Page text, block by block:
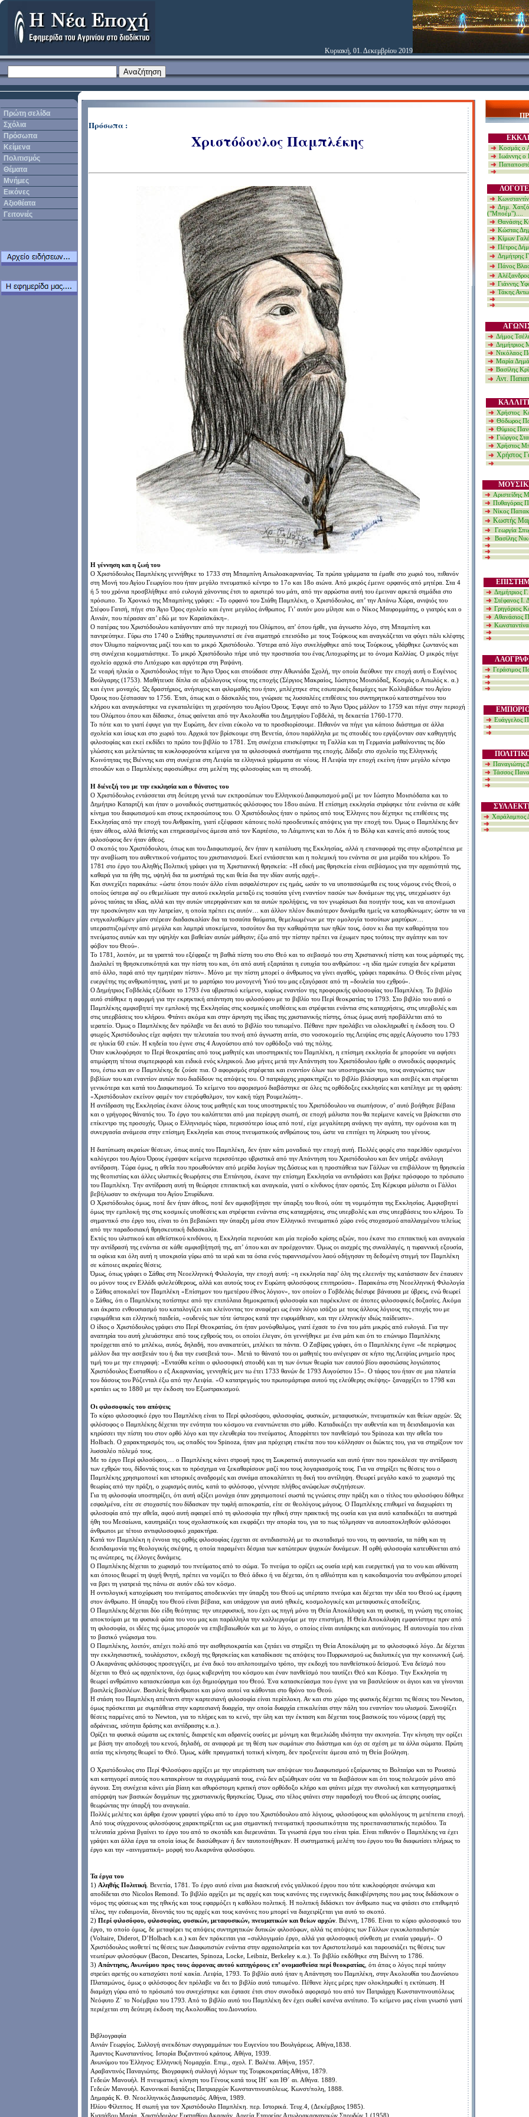
Κυριακή, 01. Δεκεμβρίου 2019
Πρώτη σελίδα
Σχόλια
Πρόσωπα
Κείμενα
Πολιτισμός
Θέματα
Μνήμες
Εικόνες
Αξιοθέατα
Γειτονιές
Πρόσωπα :
Χριστόδουλος Παμπλέκης
Η γέννηση και η ζωή του
Ο Χριστόδουλος Παμπλέκης γεννήθηκε το 1733 στη Μπαμπίνη Αιτωλοακαρνανίας. Τα πρώτα γράμματα τα έμαθε στο χωριό του, πιθανόν
στη Μονή του Αγίου Γεωργίου που ήταν μεγάλο πνευματικό κέντρο το 17ο και 18ο αιώνα. Από μικρός έμεινε ορφανός από μητέρα. Στα 4
ή 5 του χρόνια προσβλήθηκε από ευλογιά χάνοντας έτσι το αριστερό του μάτι, από την αρρώστια αυτή του έμειναν αρκετά σημάδια στο
πρόσωπο. Το Χρονικό της Μπαμπίνης γράφει: «Το ορφανό του Στάθη Παμπλέκη, ο Χριστόδουλος, απ’ την Απάνω Χώρα, ανιψιός του
Στέφου Γατσή, πήγε στο Άγιο Όρος σχολείο και έγινε μεγάλος άνθρωπος. Γι’ αυτόν μου μίλησε και ο Νίκος Μαυρομμάτης, ο γιατρός και ο
Αινιάν, που πέρασαν απ’ εδώ με τον Καραϊσκάκη».
Ο πατέρας του Χριστόδουλου κατάγονταν από την περιοχή του Ολύμπου, απ' όπου ήρθε, για άγνωστο λόγο, στη Μπαμπίνη και
παντρεύτηκε. Γύρω στο 1740 ο Στάθης πρωταγωνιστεί σε ένα αιματηρό επεισόδιο με τους Τούρκους και αναγκάζεται να φύγει πάλι κλέφτης
στον Όλυμπο παίρνοντας μαζί του και το μικρό Χριστόδουλο. Ύστερα από λίγο συνελήφθηκε από τους Τούρκους, γδάρθηκε ζωντανός και
στη συνέχεια κομματιάστηκε. Το μικρό Χριστόδουλο πήρε υπό την προστασία του ένας Λιτοχωρίτης με το όνομα Καλλίας. Ο μικρός πήγε
σχολείο αρχικά στο Λιτόχωρο και αργότερα στη Ραψάνη.
Σε νεαρή ηλικία ο Χριστόδουλος πήγε το Άγιο Όρος και σπούδασε στην Αθωνιάδα Σχολή, την οποία διεύθυνε την εποχή αυτή ο Ευγένιος
Βούλγαρης (1753). Μαθήτευσε δίπλα σε αξιόλογους νέους της εποχής (Σέργιος Μακραίος, Ιώσηπος Μοισιόδαξ, Κοσμάς ο Αιτωλός κ. α.)
και έγινε μοναχός. Ως δραστήριος, ανήσυχος και φιλομαθής που ήταν, μπλέχτηκε στις εσωτερικές διαμάχες των Κολλυβάδων του Αγίου
Όρους που ξέσπασαν το 1756. Έτσι, όπως και ο δάσκαλός του, γνώρισε τις λυσσαλέες επιθέσεις του συντηρητικού κατεστημένου του
κλήρου και αναγκάστηκε να εγκαταλείψει τη χερσόνησο του Αγίου Όρους. Έφυγε από το Άγιο Όρος μάλλον το 1759 και πήγε στην περιοχή
του Ολύμπου όπου και δίδασκε, όπως φαίνεται από την Ακολουθία του Δημητρίου Γοβδελά, τη δεκαετία 1760-1770.
Το πότε και το γιατί έφυγε για την Ευρώπη, δεν είναι εύκολο να το προσδιορίσουμε. Πιθανόν να πήγε για κάποιο διάστημα σε άλλα
σχολεία και ίσως και στο χωριό του. Αρχικά τον βρίσκουμε στη Βενετία, όπου παράλληλα με τις σπουδές του εργάζονταν σαν καθηγητής
φιλοσοφίας και εκεί εκδίδει το πρώτο του βιβλίο το 1781. Στη συνέχεια επισκέφτηκε τη Γαλλία και τη Γερμανία μαθαίνοντας τις δύο
γλώσσες και μελετώντας τα κυκλοφορούντα κείμενα για τα φιλοσοφικά συστήματα της εποχής. Δίδαξε στο σχολείο της Ελληνικής
Κοινότητας της Βιέννης και στη συνέχεια στη Λειψία τα ελληνικά γράμματα σε νέους. Η Λειψία την εποχή εκείνη ήταν μεγάλο κέντρο
σπουδών και ο Παμπλέκης αφοσιώθηκε στη μελέτη της φιλοσοφίας και τη σπουδή.
Η διένεξή του με την εκκλησία και ο θάνατος του
Ο Χριστόδουλος εντάσσεται στη δεύτερη γενιά των εκπροσώπων του Ελληνικού Διαφωτισμού μαζί με τον Ιώσηπο Μοισιόδαπα και το
Δημήτριο Καταρτζή και ήταν ο μοναδικός συστηματικός φιλόσοφος του 18ου αιώνα. Η επίσημη εκκλησία στράφηκε τότε ενάντια σε κάθε
κίνημα του διαφωτισμού και στους εκπροσώπους του. Ο Χριστόδουλος ήταν ο πρώτος από τους Έλληνες που δέχτηκε τις επιθέσεις της
Εκκλησίας από την εποχή του Ανθρακίτη, γιατί εξέφρασε κάποιες πολύ προοδευτικές απόψεις για την εποχή του. Όμως ο Παμπλέκης δεν
ήταν άθεος, αλλά θεϊστής και επηρεασμένος άμεσα από τον Καρτέσιο, το Λάιμπιντς και το Λόκ ή το Βόλφ και κανείς από αυτούς τους
φιλοσόφους δεν ήταν άθεος.
Ο σκοπός του Χριστόδουλου, όπως και του Διαφωτισμού, δεν ήταν η κατάλυση της Εκκλησίας, αλλά η επαναφορά της στην αξιοπρέπεια με
την αναβίωση του αυθεντικού νοήματος του χριστιανισμού. Εκεί εντάσσεται και η πολεμική του ενάντια σε μια μερίδα του κλήρου. Το
1781 στο έργο του Αληθής Πολιτική γράφει για τη Χριστιανική θρησκεία: «Η εδική μας θρησκεία είναι σεβάσμιος για την αρχαιότητά της,
καθαρά για τα ήθη της, υψηλή δια τα μυστήριά της και θεία δια την ιδίαν αυτής αρχή».
Και συνεχίζει παρακάτω: «ώστε όπου ποιόν άλλο είναι ασφαλέστερον εις ημάς, ωσάν το να υποτασσώμεθα εις τους νόμους ενός Θεού, ο
οποίος ύστερα αφ' ου εθεμελίωσε την αυτού εκκλησία μεταξύ εις τοσαύτα γένη εναντίον πασών των δυνάμεων της γης, υπεχρέωσεν όχι
μόνος ταύτας τα ιδίας, αλλά και την αυτών υπερηφάνειαν και τα αυτών προλήψεις, να τον γνωρίσωσι δια ποιητήν τους, και να απονέμωσι
την προσκύνησιν και την λατρείαν, η οποία πρέπει εις αυτόν… και άλλον πλέον δικαιότερον δυνάμεθα ημείς να κατορθώνωμεν; ώστιν τα να
ενηγκαλισθώμεν μίαν στέρεαν διαδασκαλίαν δια τα τοσαύτα θαύματα, θεμελιωμένων με την ομολογία τοσούτων μαρτύρων…
υπερασπιζομένην από μεγάλα και λαμπρά υποκείμενα, τοσούτον δια την καθαρότητα των ηθών τους, όσον κι δια την καθαρότητα του
πνεύματος αυτών και την υψηλήν και βαθείαν αυτών μάθησιν; έξω από την πίστην πρέπει να έχωμεν προς τούτοις την αγάπην και τον
φόβον του Θεού».
Το 1781, λοιπόν, με τα γραπτά του εξέφραζε τη βαθιά πίστη του στο Θεό και το σεβασμό του στη Χριστιανική πίστη και τους μάρτυρές της.
Διαλαλεί τη θρησκευτικότητά και την πίστη του και, ότι από αυτή εξαρτάται η ευτυχία του ανθρώπου: «η ιδία ημών ευτυχία δεν κρέμαται
από άλλο, παρά από την ημητέραν πίστιν». Μόνο με την πίστη μπορεί ο άνθρωπος να γίνει αγαθός, γράφει παρακάτω. Ο Θεός είναι μέγας
ευεργέτης της ανθρωπότητας, γιατί με το μαρτύριο του μονογενή Υιού του μας εξαγόρασε από τη «δουλεία του εχθρού».
Ο Δημήτριος Γοβδελάς εξέδωσε το 1793 ένα υβριστικό κείμενο, κυρίως εναντίον της προφορικής φιλοσοφίας του Παμπλέκη. Το βιβλίο
αυτό στάθηκε η αφορμή για την εκρηκτική απάντηση του φιλοσόφου με το βιβλίο του Περί θεοκρατίας το 1793. Στο βιβλίο του αυτό ο
Παμπλέκης αμφισβητεί την εμπλοκή της Εκκλησίας στις κοσμικές υποθέσεις και στρέφεται ενάντια στις καταχρήσεις, στις υπερβολές και
στις υπερβάσεις του κλήρου. Φτάνει ακόμα και στην άρνηση της ίδιας της χριστιανικής πίστης, όπως όμως αυτή προβάλλεται από το
ιερατείο. Όμως ο Παμπλέκης δεν πρόλαβε να δει αυτό το βιβλίο του τυπωμένο. Πέθανε πριν προλάβει να ολοκληρωθεί η έκδοση του. Ο
φτωχός Χριστόδουλος είχε αφήσει την τελευταία του πνοή από άγνωστη αιτία, στο νοσοκομείο της Λειψίας στις αρχές Αύγουστο του 1793
σε ηλικία 60 ετών. Η κηδεία του έγινε στις 4 Αυγούστου από τον ορθόδοξο ναό της πόλης.
Όταν κυκλοφόρησε το Περί θεοκρατίας από τους μαθητές και υποστηρικτές του Παμπλέκη, η επίσημη εκκλησία δε μπορούσε να αφήσει
ατιμώρητη τέτοια συμπεριφορά και ειδικά ενός κληρικού. Δυο μήνες μετά την Απάντηση του Χριστόδουλου ήρθε ο συνοδικός αφορισμός
του, έστω και αν ο Παμπλέκης δε ζούσε πια. Ο αφορισμός στρέφεται και εναντίον όλων των υποστηρικτών του, τους αναγνώστες των
βιβλίων του και εναντίον αυτών που διαδίδουν τις απόψεις του. Ο πατριάρχης χαρακτηρίζει το βιβλίο βλάσφημο και ασεβές και στρέφεται
γενικότερα και κατά του Διαφωτισμού. Το κείμενο του αφορισμού διαβάστηκε σε όλες τις ορθόδοξες εκκλησίες και κατέληγε με τη φράση:
«Χριστόδουλον εκείνον φαμέν τον ετερόφθαλμον, τον κακή τύχη Ρουμελιώτη».
Η αντίδραση της Εκκλησίας έκανε όλους τους μαθητές και τους υποστηρικτές του Χριστόδουλου να σιωπήσουν, σ’ αυτό βοήθησε βέβαια
και ο γρήγορος θάνατός του. Το έργο του καλύπτεται από μια περίεργη σιωπή, σε εποχή μάλιστα που θα περίμενε κανείς να βρίσκεται στο
επίκεντρο της προσοχής. Όμως ο Ελληνισμός τώρα, περισσότερο ίσως από ποτέ, είχε μεγαλύτερη ανάγκη την αγάπη, την ομόνοια και τη
συνεργασία ανάμεσα στην επίσημη Εκκλησία και στους πνευματικούς ανθρώπους του, ώστε να επιτύχει τη λύτρωση του γένους.
Η διατύπωση ακραίων θέσεων, όπως αυτές του Παμπλέκη, δεν ήταν κάτι μοναδικό την εποχή αυτή. Πολλές φορές στο παρελθόν ορισμένοι
καλόγεροι του Αγίου Όρους έγραψαν κείμενα περισσότερο υβριστικά από την Απάντηση του Χριστόδουλου και δεν υπήρξε ανάλογη
αντίδραση. Τώρα όμως, η αθεΐα που προωθούνταν από μερίδα λογίων της Δύσεως και η προσπάθεια των Γάλλων να επιβάλλουν τη θρησκεία
της θεοπιστίας και άλλες υλιστικές θεωρήσεις στα Επτάνησα, έκανε την επίσημη Εκκλησία να αντιδράσει και βρήκε πρόσφορο το πρόσωπο
του Παμπλέκη. Την αντίδραση αυτή τη θεώρησε επιτακτική και αναγκαία, γιατί ο κίνδυνος ήταν ορατός. Στη Κέρκυρα μάλιστα οι Γάλλοι
βεβήλωσαν το σκήνωμα του Αγίου Σπυρίδωνα.
Ο Χριστόδουλος όμως, ποτέ δεν ήταν άθεος, ποτέ δεν αμφισβήτησε την ύπαρξη του θεού, ούτε τη νομιμότητα της Εκκλησίας. Αμφισβητεί
όμως την εμπλοκή της στις κοσμικές υποθέσεις και στρέφεται ενάντια στις καταχρήσεις, στις υπερβολές και στις υπερβάσεις του κλήρου. Το
σημαντικό στο έργο του, είναι το ότι βεβαιώνει την ύπαρξη μέσα στον Ελληνικό πνευματικό χώρο ενός στοχασμού απαλλαγμένου τελείως
από την παραδοσιακή θρησκευτική διδασκαλία.
Εκτός του υλιστικού και αθεϊστικού κινδύνου, η Εκκλησία περνούσε και μία περίοδο κρίσης αξιών, που έκανε πιο επιτακτική και αναγκαία
την αντίδρασή της ενάντια σε κάθε αμφισβήτησή της, απ’ όπου και αν προέρχονταν. Όμως οι αισχρές της συναλλαγές, η τυραννική εξουσία,
τα οφίκια και όλη αυτή η υποκρισία γύρω από τα ιερά και τα όσια ενός τυραννισμένου λαού οδήγησαν τη δεδομένη στιγμή τον Παμπλέκη
σε κάποιες ακραίες θέσεις.
Όμως, όπως γράφει ο Σάθας στη Νεοελληνική Φιλολογία, την εποχή αυτή: «η εκκλησία παρ’ όλη της ελεεινήν της κατάστασιν δεν έπαυσεν
ου μόνον τους εν Ελλάδι φιλελεύθερους, αλλά και αυτούς τους εν Ευρώπη φιλοσόφους επιτηρούσα». Παρακάτω στη Νεοελληνική Φιλολογία
ο Σάθας αποκαλεί τον Παμπλέκη «Επίσημον του ημετέρου έθνος λόγιον», τον οποίον ο Γοβδελάς διέσυρε βάναυσα με ύβρεις, ενώ θεωρεί
ο Σάθας, ότι ο Παμπλέκης ποτίστηκε από την επιπόλαια δημοκρατική φιλοσοφία και παρέκκλινε σε άτοπες φιλοσοφικές δοξασίες. Ακόμα
και άκρατο ενθουσιασμό του καταλογίζει και κλείνοντας τον αναφέρει ως έναν λόγιο ισάξιο με τους άλλους λόγιους της εποχής του με
ευρυμάθεια και ελληνική παιδεία, «ουδενός των τότε ύστερος κατά την ευρυμάθειαν, και την ελληνικήν ιδιώς παίδευσιν».
Ο ίδιος ο Χριστόδουλος γράφει στο Περί Θεοκρατίας, ότι ήταν μονόφθαλμος, γιατί έχασε το ένα του μάτι μικρός από ευλογιά. Για την
αναπηρία του αυτή χλευάστηκε από τους εχθρούς του, οι οποίοι έλεγαν, ότι γεννήθηκε με ένα μάτι και ότι το επώνυμο Παμπλέκης
προέρχεται από το μπλέκω, αυτός, δηλαδή, που ανακατεύει, μπλέκει τα πάντα. Ο Ζαβίρας γράφει, ότι ο Παμπλέκης έγινε «δε περίφημος
μάλλον δια την ασεβειάν του ή δια την ευσεβειά του». Μετά το θάνατό του οι μαθητές του ανέγειραν σε κήπο της Λειψίας μνημείο προς
τιμή του με την επιγραφή: «Ενταύθα κείται ο φιλοσοφική σπουδή και τη των όντων θεωρία των εαυτού βίου αφοσιώσας λογιώτατος
Χριστόδουλος Ευσταθίου ο εξ Ακαρνανίας, γεννηθείς μεν τω έτει 1733 θανών δε 1793 Αυγούστου 15». Ο τάφος του ήταν σε μια πλατεία
του δάσους του Ρόζενταλ έξω από την Λειψία. «Ο κατατρεγμός του πρωτομάρτυρα αυτού της ελεύθερης σκέψης» ξαναρχίζει το 1798 και
κρατάει ως το 1880 με την έκδοση του Εξωστρακισμού.
Οι φιλοσοφικές του απόψεις
Το κύριο φιλοσοφικό έργο του Παμπλέκη είναι το Περί φιλοσόφου, φιλοσοφίας, φυσικών, μεταφυσικών, πνευματικών και θείων αρχών. Ως
φιλόσοφος ο Παμπλέκης δέχεται την ενότητα του κόσμου να εναντιώνεται στο μύθο. Καταδικάζει την αυθεντία και τη δεισιδαιμονία και
κηρύσσει την πίστη του στον ορθό λόγο και την ελευθερία του πνεύματος. Απορρίπτει τον πανθεϊσμό του Spinoza και την αθεΐα του
Holbach. Ο χαρακτηρισμός του, ως οπαδός του Spinoza, ήταν μια πρόχειρη ετικέτα που του κόλλησαν οι διώκτες του, για να στηρίξουν τον
λυσσαλέο πόλεμό τους.
Με το έργο Περί φιλοσόφου,… ο Παμπλέκης κάνει στροφή προς τη Σωκρατική αυτογνωσία και αυτό ήταν που προκάλεσε την αντίδραση
των εχθρών του, δίδοντάς τους και το πρόσχημα να ξεκαθαρίσουν μαζί του τους λογαριασμούς τους. Για να στηρίξει τις θέσεις του ο
Παμπλέκης χρησιμοποιεί και ιστορικές αναδρομές και συνάμα αποκαλύπτει τη δική του αντίληψη. Θεωρεί μεγάλο κακό το χωρισμό της
θεωρίας από την πράξη, ο χωρισμός αυτός, κατά το φιλόσοφο, γέννησε πλήθος ανώφελων συζητήσεων.
Για τη φιλοσοφία υποστηρίζει, ότι αυτή αξίζει μονάχα όταν χρησιμοποιεί σωστά τις γνώσεις στην πράξη και ο τίτλος του φιλοσόφου δόθηκε
εσφαλμένα, είτε σε στοχαστές που δίδασκαν την τυφλή αιτιοκρατία, είτε σε θεολόγους μάγους. Ο Παμπλέκης επιθυμεί να διαχωρίσει τη
φιλοσοφία από την αθεΐα, αφού αυτή αφαιρεί από τη φιλοσοφία την ηθική στην πρακτική της ουσία και για αυτό καταδικάζει τα αυστηρά
ήθη του Μεσαίωνα, καυτηριάζει τους σχολαστικούς και εκφράζει την απορία του, για το πως τόλμησαν να αυτοαποκληθούν φιλόσοφοι
άνθρωποι με τέτοιο αντιφιλοσοφικό χαρακτήρα.
Κατά τον Παμπλέκη η έννοια της ορθής φιλοσοφίας έρχεται σε αντιδιαστολή με το σκοταδισμό του νου, τη φαντασία, τα πάθη και τη
δεισιδαιμονία της θεολογικής σκέψης, η οποία παραμένει δέσμια των κατώτερων ψυχικών δυνάμεων. Η ορθή φιλοσοφία κατευθύνεται από
τις ανώτερες, τις έλλογες δυνάμεις.
Ο Παμπλέκης δέχεται το χωρισμό του πνεύματος από το σώμα. Το πνεύμα το ορίζει ως ουσία ιερή και ευεργετική για το νου και αθάνατη
και όποιος θεωρεί τη ψυχή θνητή, πρέπει να νομίζει το Θεό άδικο ή να δέχεται, ότι η αθλιότητα και η κακοδαιμονία του ανθρώπου μπορεί
να βρει τη γιατρειά της πάνω σε αυτόν εδώ τον κόσμο.
Η οντολογική κατοχύρωση του πνεύματος αποδεικνύει την ύπαρξη του Θεού ως υπέρτατο πνεύμα και δέχεται την ιδέα του Θεού ως έμφυτη
στον άνθρωπο. Η ύπαρξη του Θεού είναι βέβαια, και υπάρχουν για αυτό ηθικές, κοσμολογικές και μεταφυσικές αποδείξεις.
Ο Παμπλέκης δέχεται δύο είδη θεότητας: την υπερφυσική, που έχει ως πηγή μόνο τη Θεία Αποκάλυψη και τη φυσική, τη γνώση της οποίας
αποκτούμαι με τα φυσικά φώτα του νου μας και παράλληλα την καλλιεργούμε με την επιστήμη. Η Θεία Αποκάλυψη εμφανίστηκε πριν από
τη φιλοσοφία, οι ιδέες της όμως μπορούν να επιβεβαιωθούν και με το λόγο, ο οποίος είναι αυτάρκης και αυτόνομος. Η αυτονομία του είναι
το βασικό γνώρισμα του.
Ο Παμπλέκης, λοιπόν, απέχει πολύ από την αισθησιοκρατία και ζητάει να στηρίξει τη Θεία Αποκάλυψη με το φιλοσοφικό λόγο. Δε δέχεται
την εκκλησιαστική, τουλάχιστον, εκδοχή της θρησκείας και καταδίκασε τις απόψεις του Πυρρωνισμού ως διαλυτικές για την κοινωνική ζωή.
Ο Ακαρνάνας φιλόσοφος προσεγγίζει, με ένα δικό του απλοποιημένο τρόπο, την εκδοχή του πανθεϊστικού δεϊσμού. Ένα δεϊσμό που
δέχεται το Θεό ως αρχιτέκτονα, όχι όμως κυβερνήτη του κόσμου και έναν πανθεϊσμό που ταυτίζει Θεό και Κόσμο. Την Εκκλησία τη
θεωρεί ανθρώπινο κατασκεύασμα και όχι δημιούργημα του Θεού. Ένα κατασκεύασμα που έγινε για να βασιλεύουν οι άγιοι και να γίνονται
βασιλείς βασιλέων. Βασιλείς θεάνθρωποι και μόνο αυτοί να κάθονται στο θρόνο του Θεού.
Η στάση του Παμπλέκη απέναντι στην καρτεσιανή φιλοσοφία είναι περίπλοκη. Αν και στο χώρο της φυσικής δέχεται τις θέσεις του Newton,
όμως πρόσκειται με συμπάθεια στην καρτεσιανή δυαρχία, την οποία δυαρχία επικαλείται στην πάλη του εναντίον του υλισμού. Συνοψίζει
θέσεις παρμένες από το Newton, για το πλήρες και το κενό, την ύλη και την έκταση και δέχεται τους βασικούς του νόμους (αρχή της
αδράνειας, ισότητα δράσης και αντίδρασης κ.α.).
Ορίζει τα φυσικά σώματα ως εκτατές, διαιρετές και αδρανείς ουσίες με μόνιμη και θεμελιώδη ιδιότητα την ακινησία. Την κίνηση την ορίζει
με βάση την αποδοχή του κενού, δηλαδή, σε αναφορά με τη θέση των σωμάτων στο διάστημα και όχι σε σχέση με τα άλλα σώματα. Πρώτη
αιτία της κίνησης θεωρεί το Θεό. Όμως, κάθε πραγματική τοπική κίνηση, δεν προξενείτε άμεσα από τη Θεία βούληση.
Ο Χριστόδουλος στο Περί Φιλοσόφου αρχίζει με την υπεράσπιση των απόψεων του Διαφωτισμού εξαίρωντας το Βολταίρο και το Ρουσσώ
και κατηγορεί αυτούς που κατακρίνουν τα συγγράμματά τους, ενώ δεν αξιώθηκαν ούτε να τα διαβάσουν και ότι τους πολεμούν μόνο από
άγνοια. Στη συνέχεια κάνει μία βίαιη και αθυρόστομη κριτική στον ορθόδοξο κλήρο και φτάνει μέχρι την συνολική και κατηγορηματική
απόρριψη των βασικών δογμάτων της χριστιανικής θρησκείας. Όμως, στο τέλος φτάνει στην παραδοχή του Θεού ως άπειρης ουσίας,
θεωρώντας την ύπαρξή του αναγκαία.
Πολλές μελέτες και άρθρα έχουν γραφτεί γύρω από το έργο του Χριστόδουλου από λόγιους, φιλοσόφους και φιλολόγους τη μετέπειτα εποχή.
Από τους σύγχρονους φιλοσόφους χαρακτηρίζεται ως μια σημαντική πνευματική προσωπικότητα της προεπαναστατικής περιόδου. Τα
τελευταία χρόνια βγαίνει το έργο του από το σκοτάδι και διερευνάται. Τα γνωστά έργα του είναι τρία. Είναι πιθανόν ο Παμπλέκης να έχει
γράψει και άλλα έργα τα οποία ίσως δε διασώθηκαν ή δεν ταυτοποιήθηκαν. Η συστηματική μελέτη του έργου του θα διαφωτίσει πλήρως το
έργο και την «αινιγματική» μορφή του Ακαρνάνα φιλοσόφου.
Τα έργα του
1) Αληθής Πολιτική . Βενετία, 1781. Το έργο αυτό είναι μια διασκευή ενός γαλλικού έργου που τότε κυκλοφόρησε ανώνυμα και
αποδίδεται στο Nicolos Remond. Το βιβλίο αρχίζει με τις αρχές και τους κανόνες της ευγενικής διακυβέρνησης που μας τους διδάσκουν ο
νόμος της φύσεως και της ηθικής και τους εφαρμόζει η καθόλου πολιτική. Η πολιτική διδάσκει τον άνθρωπο πως να φτάσει στο επιθυμητό
τέλος, την ευδαιμονία, δίνοντάς του τις αρχές και τους κανόνες που μπορεί να διαχειρίζεται για αυτό το σκοπό.
2) Περί φιλοσόφου, φιλοσοφίας, φυσικών, μεταφυσικών, πνευματικών και θείων αρχών . Βιέννη, 1786. Είναι το κύριο φιλοσοφικό του
έργο, το οποίο όμως, δε μεταφέρει τις απόψεις συντηρητικών δυτικών φιλοσόφων, αλλά τις απόψεις των Γάλλων εγκυκλοπαιδιστών
(Voltaire, Diderot, D’Holbach κ.α.) και δεν πρόκειται για «συλλογιμαίο έργο, αλλά για φιλοσοφική σύνθεση με ενιαία γραμμή». Ο
Χριστόδουλος υιοθετεί τις θέσεις των Διαφωτιστών ενάντια στην αρχαιολατρεία και τον Αριστοτελισμό και παρουσιάζει τις θέσεις των
νεωτέρων φιλοσόφων (Bacon, Descartes, Spinoza, Locke, Leibniz, Berkeley κ.α.). Το βιβλίο εκδόθηκε στη Βιέννη το 1786.
3) Απάντησις, Ανωνύμου προς τους άφρονας αυτού κατηγόρους επ’ ονομασθείσα περί θεοκρατίας , ότι άπας ο λόγος περί ταύτην
στρεύει αρετής ου κατισχύσει ποτέ κακία. Λειψία, 1793. Το βιβλίο αυτό ήταν η Απάντηση του Παμπλέκη, στην Ακολουθία του Διονύσιου
Πλαταμώνος, όμως ο φιλόσοφος δεν πρόλαβε να δει το βιβλίο αυτό τυπωμένο. Πέθανε λίγες μέρες πριν ολοκληρωθεί η εκτύπωση. Η
διαμάχη γύρω από το πρόσωπό του συνεχίστηκε και έφτασε έτσι στον συνοδικό αφορισμό του από τον Πατριάρχη Κωνσταντινουπόλεως
Νεόφυτο Ζ΄ το Νοέμβριο του 1793. Από το βιβλίο αυτό του Παμπλέκη δεν έχει σωθεί κανένα αντίτυπο. Το κείμενο μας είναι γνωστό γιατί
περιέχεται στη δεύτερη έκδοση της Ακολουθίας του Διονυσίου.
Βιβλιογραφία
Αινιάν Γεωργίος. Συλλογή ανεκδότων συγγραμμάτων του Ευγενίου του Βουλγάρεως. Αθήνα,1838.
Άμαντος Κωνσταντίνος. Ιστορία Βυζαντινού κράτους. Αθήνα, 1939.
Ανωνύμου του Έλληνος: Ελληνική Νομαρχία. Επιμ., σχολ. Γ. Βαλέτα. Αθήνα, 1957.
Αραβαντινός Παναγιώτης. Βιογραφική συλλογή λόγιων της Τουρκοκρατίας Αθήνα, 1879.
Γεδεών Μανουήλ. Η πνευματική κίνηση του Γένους κατά τους ΙΗ΄ και ΙΘ΄ αι. Αθήνα. 1889.
Γεδεών Μανουήλ. Κανονικαί διατάξεις Πατριαρχών Κωνσταντινουπόλεως. Κωνστ/πολη, 1888.
Δημαράς Κ. Θ. Νεοελληνικός Διαφωτισμός. Αθήνα, 1989.
Ηλίου Φίλιππος. Η σιωπή για τον Χριστόδουλο Παμπλέκη. περ. Ιστορικά. Τευχ.4, (Δεκέμβριος 1985).
Κισσάβου Μαρία. Χριστόδουλος Ευσταθίου Ακαρνάν. Αρχεία Εταιρείας Αιτωλοακαρνανικών Σπουδών 1 (1958).
Κοσμάς ο
Ιωάννης ο
Δημ.
("Μποέμ")....
Θανάσης
Κώστας
Κίμων
Πέτρος
Δημήτρης
Πάνος
Γιάννης
Τάκης
Δήμος
Δημήτριος
Νικόλαος
Μαρία
Βασίλης
Αντ.
Χρήστος
Θόδωρος
Θύμιος
Γιώργος
Χρήστος
Χρήστος
Αριστείδης
Πυθαγόρας
Νίκος
Κωστής
Γεωργία
Βασίλης
Δημήτριος
Στέφανος Ι.
Γρηγόριος
Αθανάσιος
Γεράσιμος
Ευάγγελος
Παναγιώτης
Τάσσος
Χαράλαμπος